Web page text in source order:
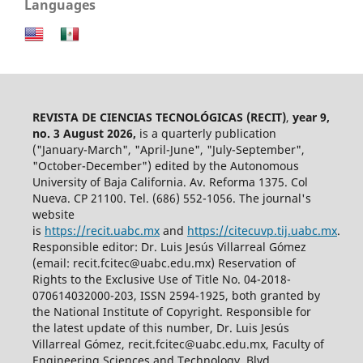
Languages
REVISTA DE CIENCIAS TECNOLÓGICAS (RECIT), year 9,
no. 3 August 2026, is a quarterly publication
("January-March", "April-June", "July-September",
"October-December") edited by the Autonomous
University of Baja California. Av. Reforma 1375. Col
Nueva. CP 21100. Tel. (686) 552-1056. The journal's
website
is https://recit.uabc.mxand https://citecuvp.tij.uabc.mx.
Responsible editor: Dr. Luis Jesús Villarreal Gómez
(email: recit.fcitec@uabc.edu.mx) Reservation of
Rights to the Exclusive Use of Title No. 04-2018-
070614032000-203, ISSN 2594-1925, both granted by
the National Institute of Copyright. Responsible for
the latest update of this number, Dr. Luis Jesús
Villarreal Gómez, recit.fcitec@uabc.edu.mx, Faculty of